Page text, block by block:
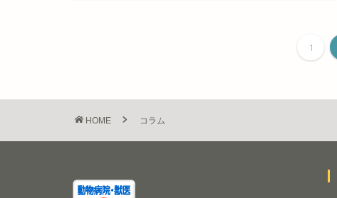
1
HOME コラム